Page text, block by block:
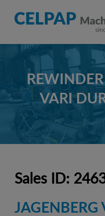
VARI
Sales ID:
JAGENBERG